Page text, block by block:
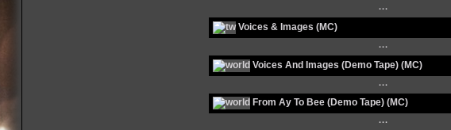
···
Voices & Images (MC)
···
Voices And Images (Demo Tape) (MC)
···
From Ay To Bee (Demo Tape) (MC)
···